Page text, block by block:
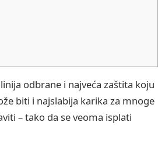
odbrane i najveća zaštita koju
biti i najslabija karika za mnoge
– tako da se veoma isplati